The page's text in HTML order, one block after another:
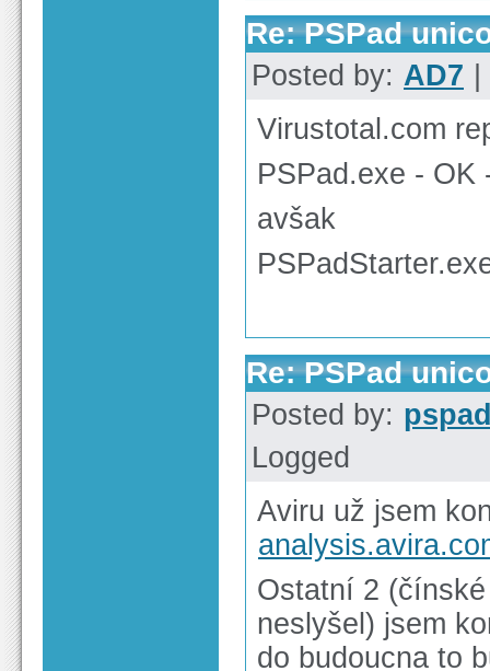
Re: PSPad
Posted by: AD7
Virustotal.com
PSPad.exe -
avšak
Re: PSPad
Posted by:
Logged
Aviru už jsem
Ostatní 2
neslyšel) jsem
do budoucna to